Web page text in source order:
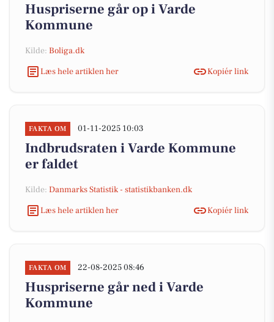
Huspriserne går op i Varde
Kommune
Kilde: Boliga.dk
Læs hele artiklen her
Kopiér link
FAKTA OM 01-11-2025 10:03
Indbrudsraten i Varde Kommune
er faldet
Kilde: Danmarks Statistik - statistikbanken.dk
Læs hele artiklen her
Kopiér link
FAKTA OM 22-08-2025 08:46
Huspriserne går ned i Varde
Kommune